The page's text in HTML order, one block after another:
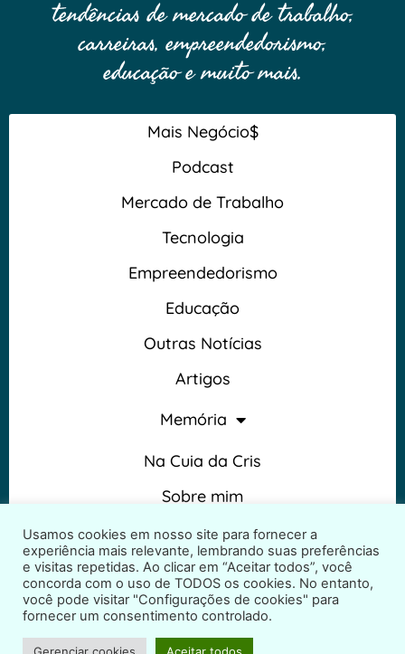
tendências de mercado de trabalho,
carreiras, empreendedorismo,
educação e muito mais.
Mais Negócio$
Podcast
Mercado de Trabalho
Tecnologia
Empreendedorismo
Educação
Outras Notícias
Artigos
Memória
Na Cuia da Cris
Sobre mim
Termos e Condições
2026 © Na Cuia da Cris – Todos os direitos reservados
Usamos cookies em nosso site para fornecer a
experiência mais relevante, lembrando suas preferências
e visitas repetidas. Ao clicar em “Aceitar todos”, você
concorda com o uso de TODOS os cookies. No entanto,
você pode visitar "Configurações de cookies" para
fornecer um consentimento controlado.